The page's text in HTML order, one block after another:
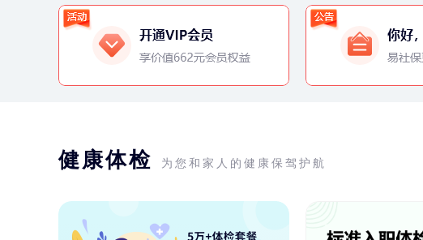
健康体检 为您和家人的健康保驾护航